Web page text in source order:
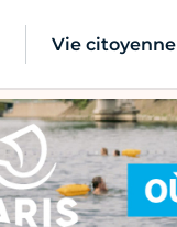
Vie citoyenne